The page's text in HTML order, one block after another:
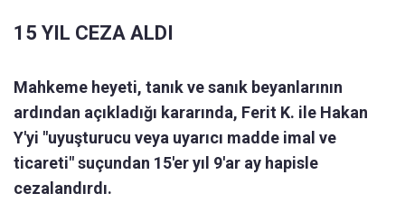
15 YIL CEZA ALDI
Mahkeme heyeti, tanık ve sanık beyanlarının
ardından açıkladığı kararında, Ferit K. ile Hakan
Y'yi "uyuşturucu veya uyarıcı madde imal ve
ticareti" suçundan 15'er yıl 9'ar ay hapisle
cezalandırdı.